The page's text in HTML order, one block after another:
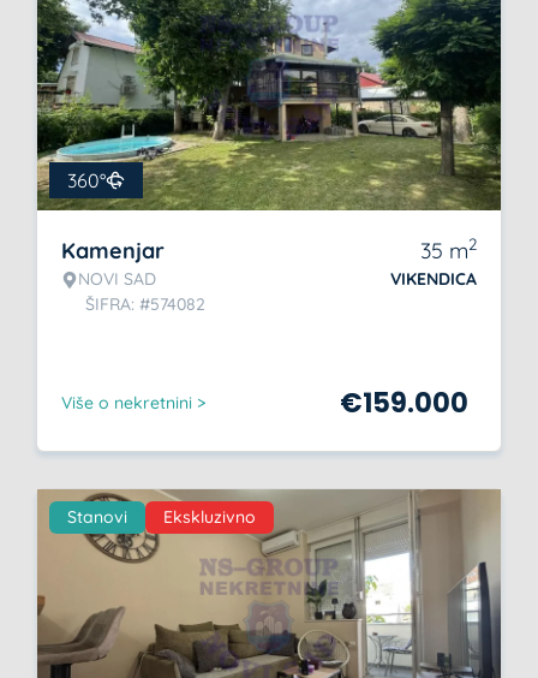
360°
Kamenjar
NOVI SAD
ŠIFRA: #574082
35 m2
VIKENDICA
Više o nekretnini > €159.000
Stanovi Ekskluzivno